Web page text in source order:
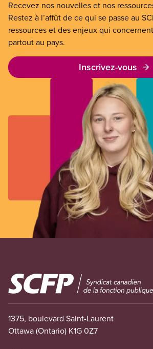
Recevez nos nouvelles et nos
Restez à l’affût de ce qui se passe au
ressources et des enjeux qui
partout au pays.
Inscrivez-vous
Image
1375, boulevard Saint-Laurent
Ottawa (Ontario) K1G 0Z7